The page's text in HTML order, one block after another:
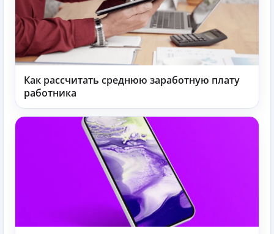
Как рассчитать среднюю заработную плату
работника